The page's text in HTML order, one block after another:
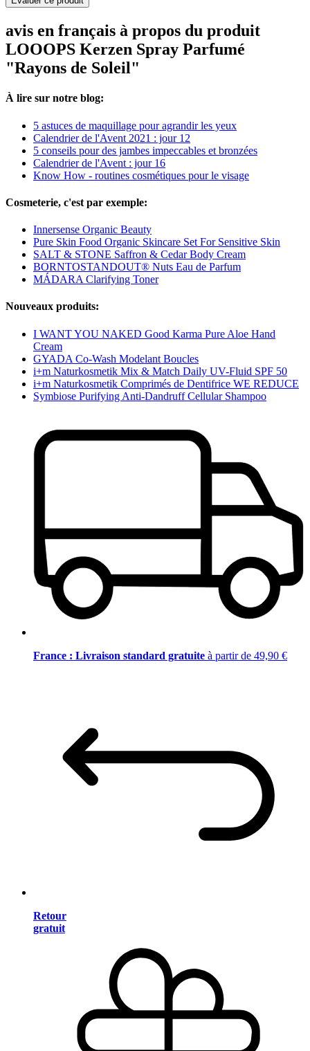
avis en français à propos du produit
LOOOPS Kerzen Spray Parfumé
"Rayons de Soleil"
À lire sur notre blog:
5 astuces de maquillage pour agrandir les yeux
Calendrier de l'Avent 2021 : jour 12
5 conseils pour des jambes impeccables et bronzées
Calendrier de l'Avent : jour 16
Know How - routines cosmétiques pour le visage
Cosmeterie, c'est par exemple:
Innersense Organic Beauty
Pure Skin Food Organic Skincare Set For Sensitive Skin
SALT & STONE Saffron & Cedar Body Cream
BORNTOSTANDOUT® Nuts Eau de Parfum
MÁDARA Clarifying Toner
Nouveaux produits:
I WANT YOU NAKED Good Karma Pure Aloe Hand
Cream
GYADA Co-Wash Modelant Boucles
i+m Naturkosmetik Mix & Match Daily UV-Fluid SPF 50
i+m Naturkosmetik Comprimés de Dentifrice WE REDUCE
Symbiose Purifying Anti-Dandruff Cellular Shampoo
France : Livraison standard gratuite à partir de 49,90 €
Retour
gratuit